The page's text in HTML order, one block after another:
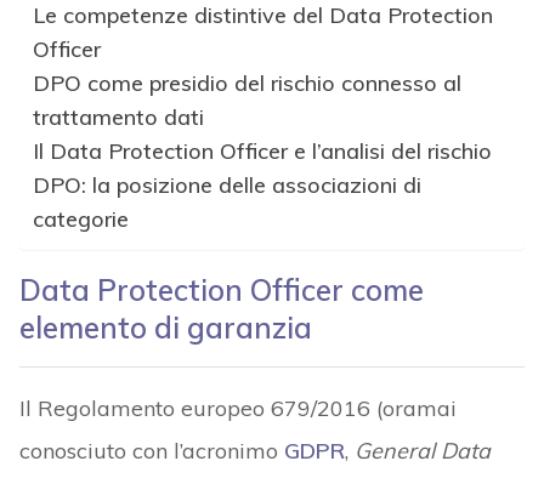
Le competenze distintive del Data Protection
Officer
DPO come presidio del rischio connesso al
trattamento dati
Il Data Protection Officer e l’analisi del rischio
DPO: la posizione delle associazioni di
categorie
Data Protection Officer come
elemento di garanzia
Il Regolamento europeo 679/2016 (oramai
conosciuto con l’acronimo GDPR, General Data